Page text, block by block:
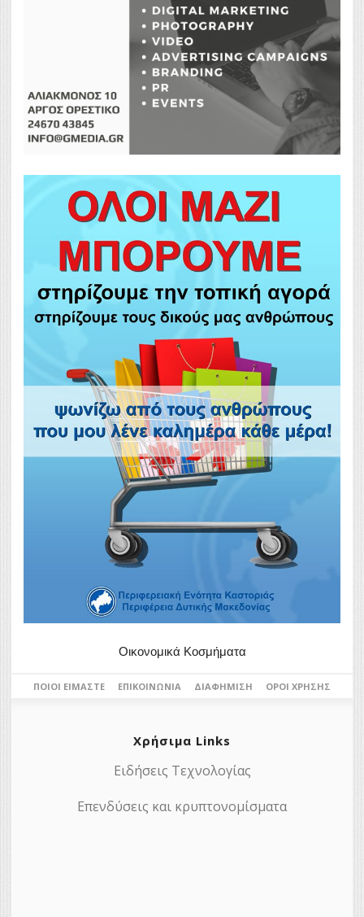
Οικονομικά Κοσμήματα
ΠΟΙΟΙ ΕΊΜΑΣΤΕ ΕΠΙΚΟΙΝΩΝΊΑ ΔΙΑΦΉΜΙΣΗ ΌΡΟΙ ΧΡΉΣΗΣ
Χρήσιμα Links
Ειδήσεις Τεχνολογίας
Επενδύσεις και κρυπτονομίσματα